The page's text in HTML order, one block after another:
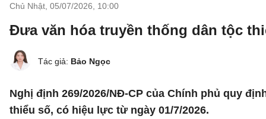
Chủ Nhật, 05/07/2026 10:00
Đưa văn hóa truyền thống dân tộc
Tác giả: Bảo Ngọc
Nghị định 269/2026/NĐ-CP của Chính phủ quy
thiểu số, có hiệu lực từ ngày 01/7/2026.